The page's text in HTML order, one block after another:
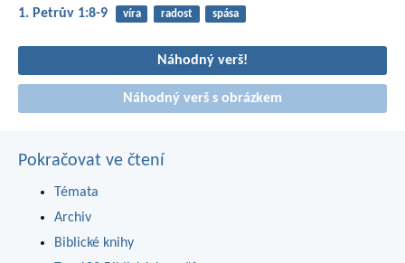
1. Petrův 1:8-9 víra radost spása
Náhodný verš!
Náhodný verš s obrázkem
Pokračovat ve čtení
Témata
Archiv
Biblické knihy